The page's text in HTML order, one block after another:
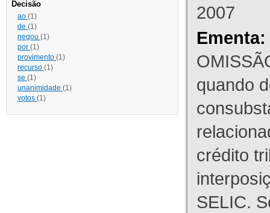
Decisão
ao (1)
de (1)
negou (1)
por (1)
provimento (1)
recurso (1)
se (1)
unanimidade (1)
votos (1)
2007
Ementa:
quando
crédito
SELIC.